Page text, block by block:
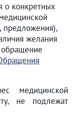
о конкретных
предложения),
желания
обращение
медицинской
не подлежат